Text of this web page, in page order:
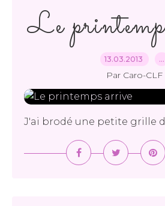
Le
13.03.2013 …
Par Caro-CLF
J'ai brodé une petite grille